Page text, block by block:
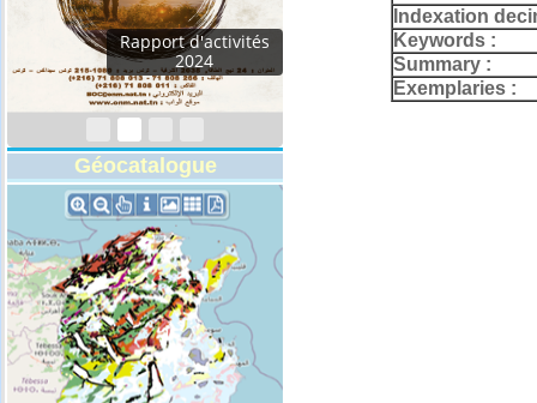
Rapport d'activités
2024
Géocatalogue
Indexation
Keywords :
Summary :
Exemplaries :